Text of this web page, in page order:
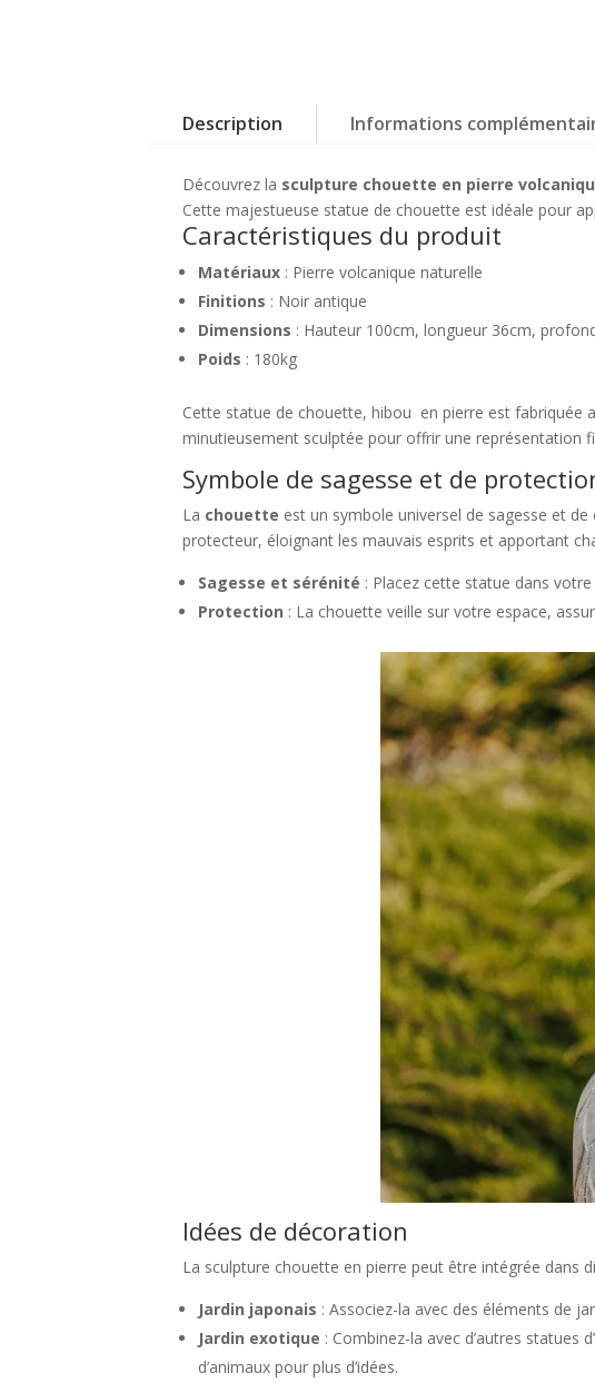
Description Informations
Découvrez la sculpture chouette en pierre
Cette majestueuse statue de chouette est idéale pour
Caractéristiques du produit
Matériaux : Pierre volcanique naturelle
Finitions : Noir antique
Dimensions : Hauteur 100cm, longueur 36cm,
Poids : 180kg
Cette statue de chouette, hibou en pierre est fabriquée
minutieusement sculptée pour offrir une représentation
Symbole de sagesse et de
La chouette est un symbole universel de sagesse et
protecteur, éloignant les mauvais esprits et apportant
Sagesse et sérénité : Placez cette statue dans
Protection : La chouette veille sur votre espace,
Idées de décoration
La sculpture chouette en pierre peut être intégrée dans
Jardin japonais : Associez-la avec des éléments de
Jardin exotique : Combinez-la avec d’autres statues
d’animaux pour plus d’idées.